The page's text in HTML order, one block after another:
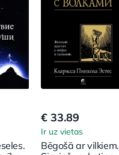
€ 33.89
Ir uz vietas
Bēgošā ar vilkiem.